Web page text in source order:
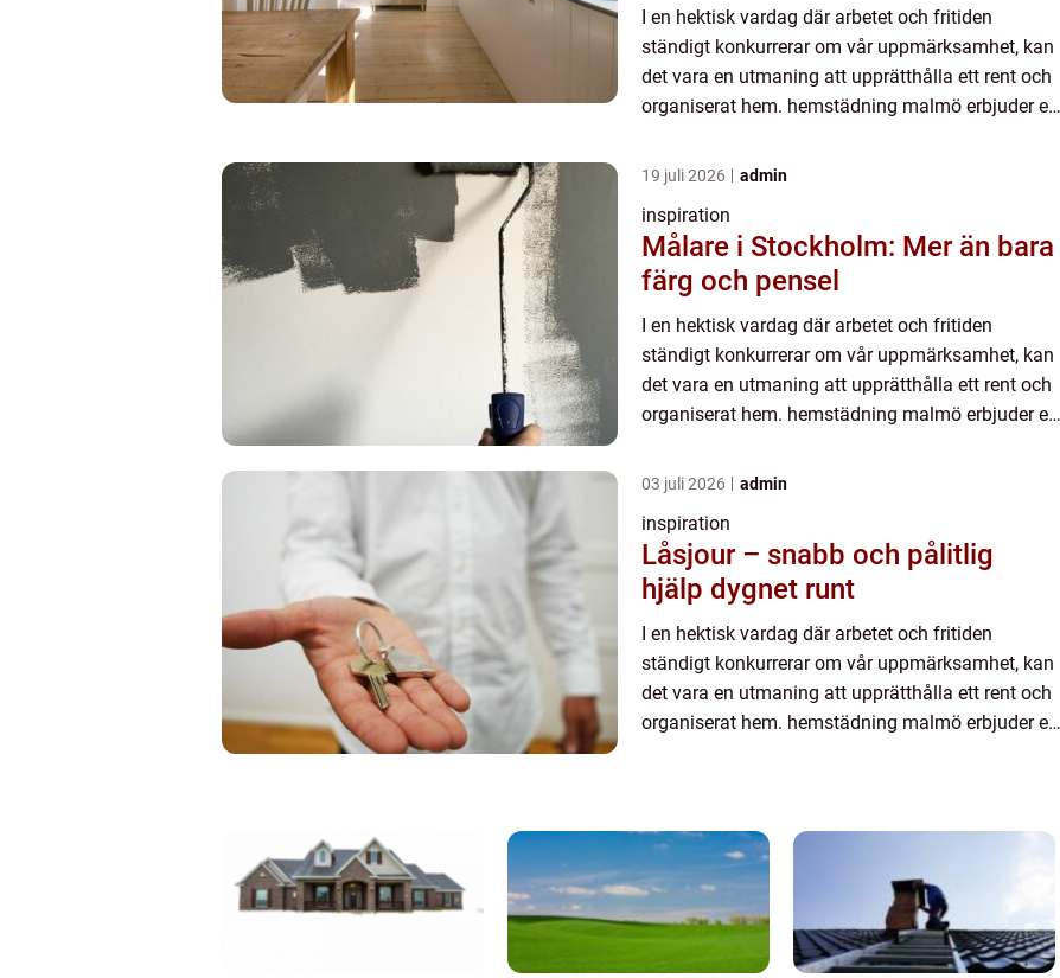
I en hektisk vardag där arbetet och fritiden
ständigt konkurrerar om vår uppmärksamhet, kan
det vara en utmaning att upprätthålla ett rent och
organiserat hem. hemstädning malmö erbjuder en
19 juli 2026 admin
inspiration
Målare i Stockholm: Mer än bara
färg och pensel
I en hektisk vardag där arbetet och fritiden
ständigt konkurrerar om vår uppmärksamhet, kan
det vara en utmaning att upprätthålla ett rent och
organiserat hem. hemstädning malmö erbjuder en
03 juli 2026 admin
inspiration
Låsjour – snabb och pålitlig
hjälp dygnet runt
I en hektisk vardag där arbetet och fritiden
ständigt konkurrerar om vår uppmärksamhet, kan
det vara en utmaning att upprätthålla ett rent och
organiserat hem. hemstädning malmö erbjuder en